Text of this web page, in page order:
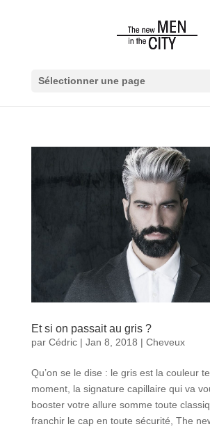
Sélectionner une page
Et si on passait au gris ?
par Cédric| Jan 8, 2018 | Cheveux
Qu’on se le dise : le gris est la couleur
moment, la signature capillaire qui va
booster votre allure somme toute
franchir le cap en toute sécurité, The